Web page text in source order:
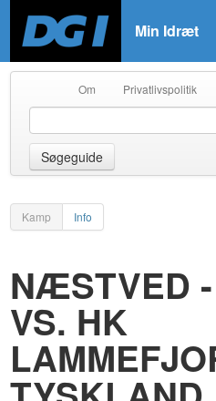
Min Idræt
Om Privatlivspolitik
Søgeguide
Kamp Info
NÆSTVED
VS. HK